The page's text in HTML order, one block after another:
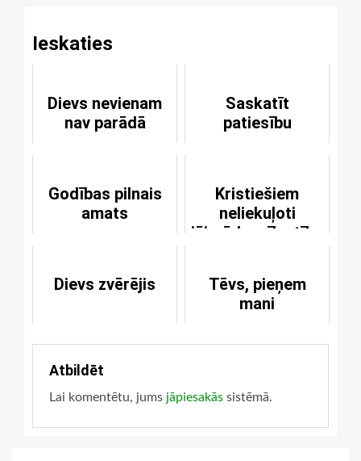
Ieskaties
Dievs nevienam
nav parādā
Saskatīt
patiesību
Godības pilnais
amats
Kristiešiem
neliekuļoti
jāizrāda mīlestību
Dievs zvērējis
Tēvs, pieņem
mani
Atbildēt
Lai komentētu, jums jāpiesakās sistēmā.